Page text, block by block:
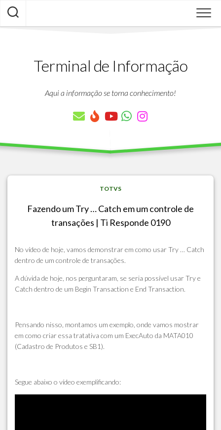
Skip
content
Terminal de Informação
Aqui a informação se torna conhecimento!
TOTVS
Fazendo um Try … Catch em um controle de
transações | Ti Responde 0190
No vídeo de hoje, vamos demonstrar em como usar Try … Catch
dentro de um controle de transações.
A dúvida de hoje, nos perguntaram, se seria possível usar Try e
Catch dentro de um Begin Transaction e End Transaction.
Pensando nisso, montamos um exemplo, onde vamos mostrar
em como criar essa tratativa com um ExecAuto da MATA010
(Cadastro de Produtos e SB1).
Segue abaixo o vídeo exemplificando: